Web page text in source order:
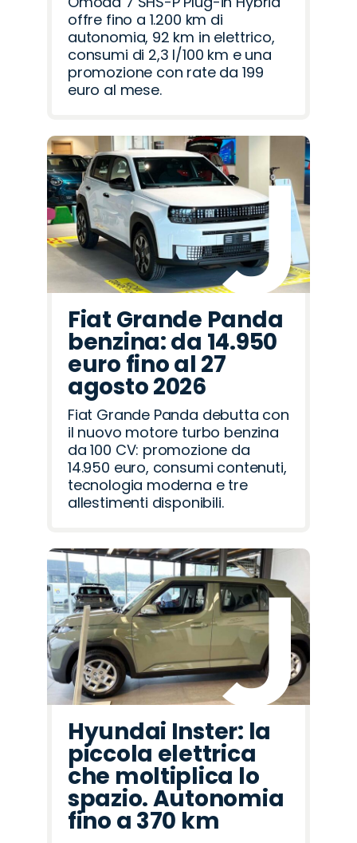
offre fino a 1.200 km di
autonomia, 92 km in elettrico,
consumi di 2,3 l/100 km e una
promozione con rate da 199
euro al mese.
Fiat Grande Panda
benzina: da 14.950
euro fino al 27
agosto 2026
Fiat Grande Panda debutta con
il nuovo motore turbo benzina
da 100 CV: promozione da
14.950 euro, consumi contenuti,
tecnologia moderna e tre
allestimenti disponibili.
Hyundai Inster: la
piccola elettrica
che moltiplica lo
spazio. Autonomia
fino a 370 km